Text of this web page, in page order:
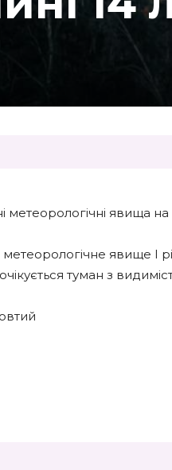
явища на
явище І
туман з